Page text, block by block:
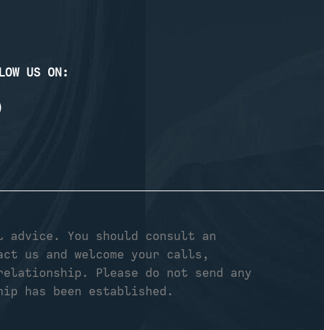
US ON:
You should consult an
us and welcome your calls,
Please do not send any
has been established.